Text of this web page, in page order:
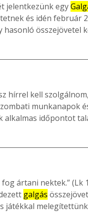
jelentkezünk egy
és idén február
összejövetel
hírrel kell
munkanapok
időpontot
ártani nektek.” (Lk
galgás
játékkal